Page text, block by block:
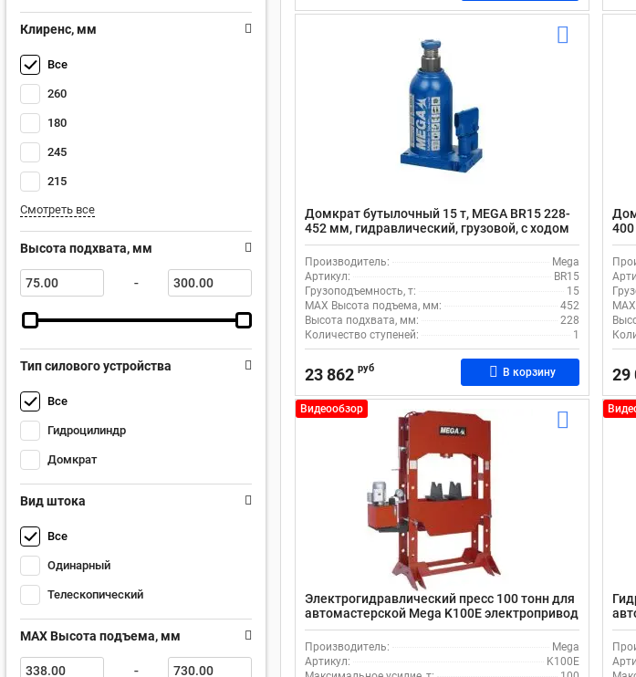
Клиренс, мм
Все
260
180
245
215
Смотреть все
Высота подхвата, мм
-
Тип силового устройства
Все
Гидроцилиндр
Домкрат
Вид штока
Все
Одинарный
Телескопический
MAX Высота подъема, мм
-
Домкрат бутылочный 15 т, MEGA BR15 228-
452 мм, гидравлический, грузовой, с ходом
штока 224 мм
Производитель:
Mega
Артикул:
BR15
Грузоподъемность, т:
15
MAX Высота подъема, мм:
452
Высота подхвата, мм:
228
Количество ступеней:
1
23 862 руб В корзину 29
Видеообзор
Электрогидравлический пресс 100 тонн для
автомастерской Мega K100Е электропривод
Производитель:
Mega
Артикул:
K100E